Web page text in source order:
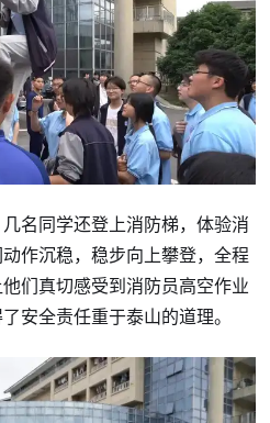
名同学还登上消防梯，体验消
作沉稳，稳步向上攀登，全程
们真切感受到消防员高空作业
安全责任重于泰山的道理。